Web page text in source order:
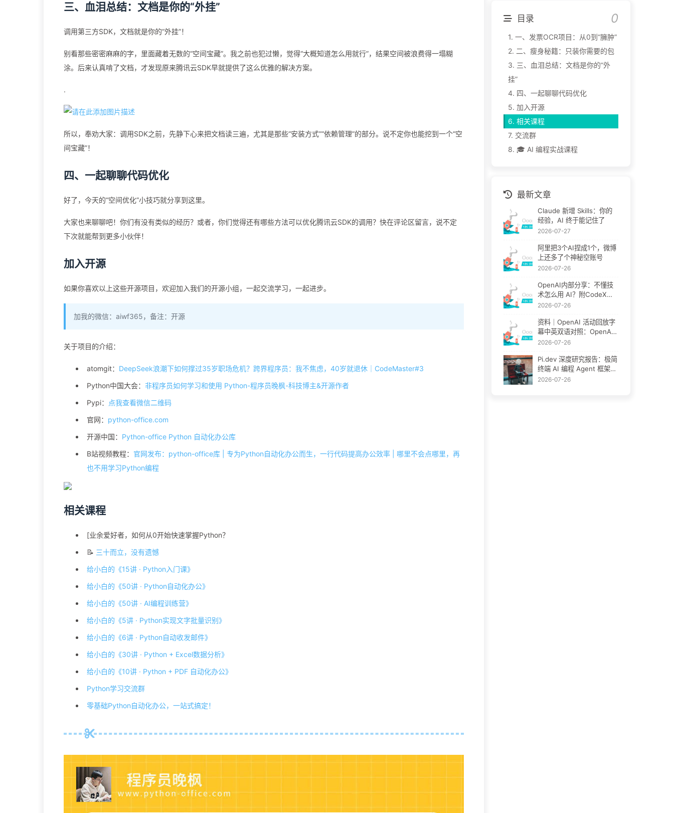
三、血泪总结：文档是你的“外挂”
调用第三方SDK，文档就是你的“外挂”！
别看那些密密麻麻的字，里面藏着无数的“空间宝藏”。我之前也犯过懒，觉得“大概知道怎么用就行”，结果空间被浪费得一塌糊
涂。后来认真啃了文档，才发现原来腾讯云SDK早就提供了这么优雅的解决方案。
.
所以，奉劝大家：调用SDK之前，先静下心来把文档读三遍，尤其是那些“安装方式”“依赖管理”的部分。说不定你也能挖到一个“空
间宝藏”！
四、一起聊聊代码优化
好了，今天的“空间优化”小技巧就分享到这里。
大家也来聊聊吧！你们有没有类似的经历？或者，你们觉得还有哪些方法可以优化腾讯云SDK的调用？快在评论区留言，说不定
下次就能帮到更多小伙伴！
加入开源
如果你喜欢以上这些开源项目，欢迎加入我们的开源小组，一起交流学习，一起进步。
加我的微信：aiwf365，备注：开源
关于项目的介绍：
atomgit： DeepSeek浪潮下如何撑过35岁职场危机？跨界程序员：我不焦虑，40岁就退休｜CodeMaster#3
Python中国大会： 非程序员如何学习和使用 Python-程序员晚枫-科技博主&开源作者
Pypi：
点我查看微信二维码
官网： python-office.com
开源中国： Python-office Python 自动化办公库
B站视频教程： 官网发布：python-office库 | 专为Python自动化办公而生，一行代码提高办公效率 | 哪里不会点哪里，再
也不用学习Python编程
相关课程
[业余爱好者，如何从0开始快速掌握Python？
📝 三十而立，没有遗憾
给小白的《15讲 · Python入门课》
给小白的《50讲 · Python自动化办公》
给小白的《50讲 · AI编程训练营》
给小白的《5讲 · Python实现文字批量识别》
给小白的《6讲 · Python自动收发邮件》
给小白的《30讲 · Python + Excel数据分析》
给小白的《10讲 · Python + PDF 自动化办公》
Python学习交流群
零基础Python自动化办公，一站式搞定！
目录
1. 一、发票OCR项目：从0到“臃肿”
2. 二、瘦身秘籍：只装你需要的包
3. 三、血泪总结：文档是你的“外
挂”
4. 四、一起聊聊代码优化
5. 加入开源
6. 相关课程
7. 交流群
8. 🎓 AI 编程实战课程
最新文章
Claude 新增 Skills：你的
经验，AI 终于能记住了
2026-07-27
阿里把3个AI捏成1个，微博
上还多了个神秘空账号
2026-07-26
OpenAI内部分享：不懂技
术怎么用 AI？附CodeX官
方教程
2026-07-26
资料｜OpenAI 活动回放字
幕中英双语对照：OpenAI
团队怎么用 Codex 做非编
2026-07-26
Pi.dev 深度研究报告：极简
终端 AI 编程 Agent 框架完
全拆解
2026-07-26